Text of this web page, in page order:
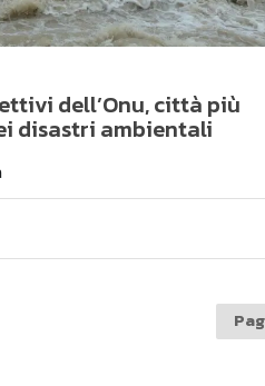
dell’Onu, città più
disastri ambientali